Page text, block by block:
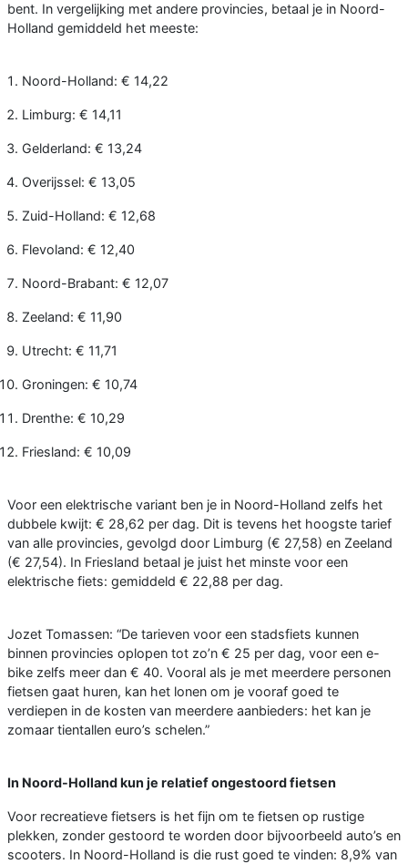
bent. In vergelijking met andere provincies, betaal je in Noord-
Holland gemiddeld het meeste:
Noord-Holland: € 14,22
Limburg: € 14,11
Gelderland: € 13,24
Overijssel: € 13,05
Zuid-Holland: € 12,68
Flevoland: € 12,40
Noord-Brabant: € 12,07
Zeeland: € 11,90
Utrecht: € 11,71
Groningen: € 10,74
Drenthe: € 10,29
Friesland: € 10,09
Voor een elektrische variant ben je in Noord-Holland zelfs het
dubbele kwijt: € 28,62 per dag. Dit is tevens het hoogste tarief
van alle provincies, gevolgd door Limburg (€ 27,58) en Zeeland
(€ 27,54). In Friesland betaal je juist het minste voor een
elektrische fiets: gemiddeld € 22,88 per dag.
Jozet Tomassen: “De tarieven voor een stadsfiets kunnen
binnen provincies oplopen tot zo’n € 25 per dag, voor een e-
bike zelfs meer dan € 40. Vooral als je met meerdere personen
fietsen gaat huren, kan het lonen om je vooraf goed te
verdiepen in de kosten van meerdere aanbieders: het kan je
zomaar tientallen euro’s schelen.”
In Noord-Holland kun je relatief ongestoord fietsen
Voor recreatieve fietsers is het fijn om te fietsen op rustige
plekken, zonder gestoord te worden door bijvoorbeeld auto’s en
scooters. In Noord-Holland is die rust goed te vinden: 8,9% van